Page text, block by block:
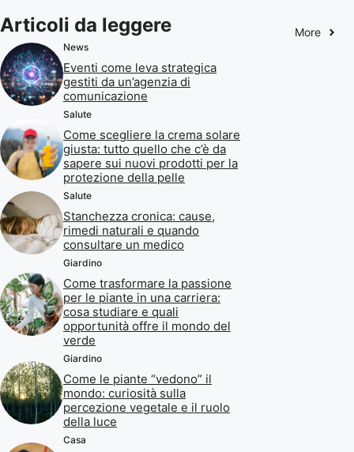
Articoli da leggere More
News
Eventi come leva strategica
gestiti da un’agenzia di
comunicazione
Salute
Come scegliere la crema solare
giusta: tutto quello che c’è da
sapere sui nuovi prodotti per la
protezione della pelle
Salute
Stanchezza cronica: cause,
rimedi naturali e quando
consultare un medico
Giardino
Come trasformare la passione
per le piante in una carriera:
cosa studiare e quali
opportunità offre il mondo del
verde
Giardino
Come le piante “vedono” il
mondo: curiosità sulla
percezione vegetale e il ruolo
della luce
Casa